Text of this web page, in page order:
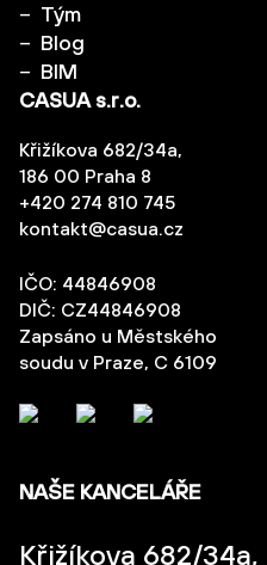
CASUA s.r.o.
Křižíkova 682/34a,
186 00 Praha 8
+420 274 810 745
kontakt@casua.cz
IČO: 44846908
DIČ: CZ44846908
Zapsáno u Městského
soudu v Praze, C 6109
Tým
Blog
BIM
NAŠE KANCELÁŘE
Křižíkova 682/34a,